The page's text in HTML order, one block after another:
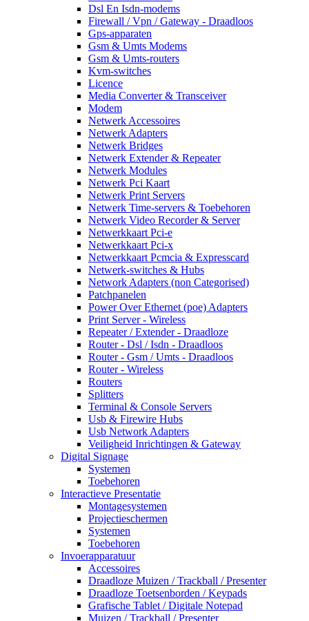
Dsl En Isdn-modems
Firewall / Vpn / Gateway - Draadloos
Gps-apparaten
Gsm & Umts Modems
Gsm & Umts-routers
Kvm-switches
Licence
Media Converter & Transceiver
Modem
Netwerk Accessoires
Netwerk Adapters
Netwerk Bridges
Netwerk Extender & Repeater
Netwerk Modules
Netwerk Pci Kaart
Netwerk Print Servers
Netwerk Time-servers & Toebehoren
Netwerk Video Recorder & Server
Netwerkkaart Pci-e
Netwerkkaart Pci-x
Netwerkkaart Pcmcia & Expresscard
Netwerk-switches & Hubs
Network Adapters (non Categorised)
Patchpanelen
Power Over Ethernet (poe) Adapters
Print Server - Wireless
Repeater / Extender - Draadloze
Router - Dsl / Isdn - Draadloos
Router - Gsm / Umts - Draadloos
Router - Wireless
Routers
Splitters
Terminal & Console Servers
Usb & Firewire Hubs
Usb Network Adapters
Veiligheid Inrichtingen & Gateway
Digital Signage
Systemen
Toebehoren
Interactieve Presentatie
Montagesystemen
Projectieschermen
Systemen
Toebehoren
Invoerapparatuur
Accessoires
Draadloze Muizen / Trackball / Presenter
Draadloze Toetsenborden / Keypads
Grafische Tablet / Digitale Notepad
Muizen / Trackball / Presenter